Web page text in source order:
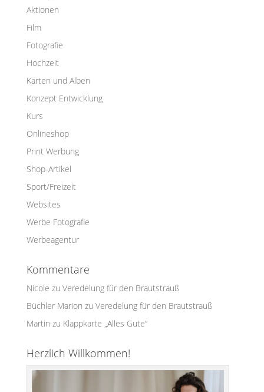
Aktionen
Film
Fotografie
Hochzeit
Karten und Alben
Konzept Entwicklung
Kurs
Onlineshop
Print Werbung
Shop-Artikel
Sport/Freizeit
Websites
Werbe Fotografie
Werbeagentur
Kommentare
Nicole zu Veredelung für den Brautstrauß
Büchler Marion zu Veredelung für den Brautstrauß
Martin zu Klappkarte „Alles Gute“
Herzlich Willkommen!